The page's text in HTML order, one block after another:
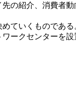
の紹介、消費者
ていくものである
ークセンターを